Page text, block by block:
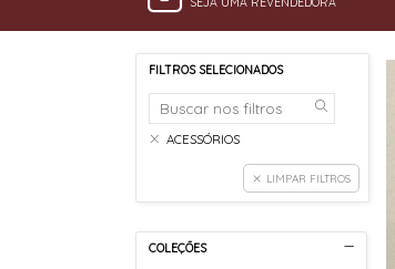
FILTROS SELECIONADOS
ACESSÓRIOS
LIMPAR FILTROS
COLEÇÕES